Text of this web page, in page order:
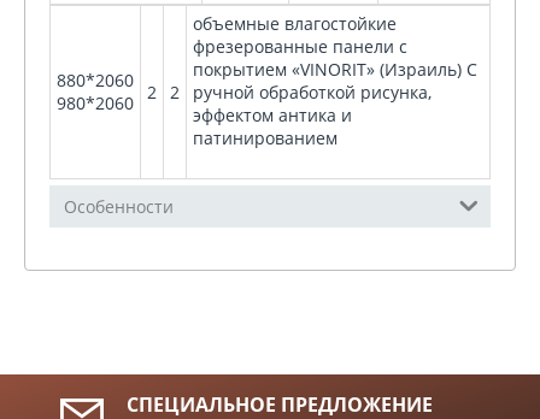
880*2060
980*2060 2 2
объемные влагостойкие
фрезерованные панели с
покрытием «VINORIT» (Израиль) С
ручной обработкой рисунка,
эффектом антика и
патинированием
Особенности
СПЕЦИАЛЬНОЕ ПРЕДЛОЖЕНИЕ